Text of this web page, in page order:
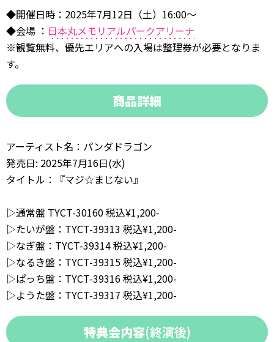
◆開催日時：2025年7月12日（土）16:00〜
◆会場 ： 日本丸メモリアルパークアリーナ
※観覧無料、優先エリアへの入場は整理券が必要となりま
す。
商品詳細
アーティスト名：パンダドラゴン
発売日: 2025年7月16日(水)
タイトル：『マジ☆まじない』
▷通常盤 TYCT-30160 税込¥1,200-
▷たいが盤：TYCT-39313 税込¥1,200-
▷なぎ盤：TYCT-39314 税込¥1,200-
▷なるき盤：TYCT-39315 税込¥1,200-
▷ぱっち盤：TYCT-39316 税込¥1,200-
▷ようた盤：TYCT-39317 税込¥1,200-
特典会内容(終演後)